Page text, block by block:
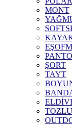
MONT
ŞORT
TAYT